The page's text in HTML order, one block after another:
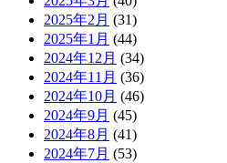
2025年2月 (31)
2025年1月 (44)
2024年12月 (34)
2024年11月 (36)
2024年10月 (46)
2024年9月 (45)
2024年8月 (41)
2024年7月 (53)